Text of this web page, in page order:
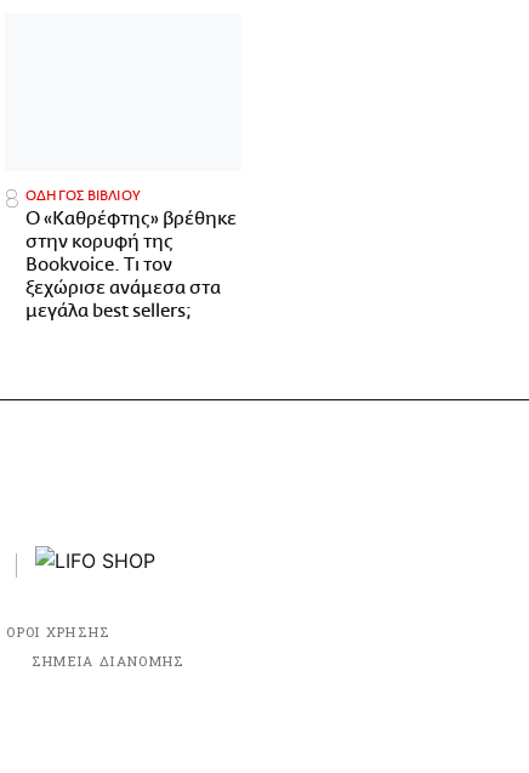
ΟΔΗΓΟΣ ΒΙΒΛΙΟΥ
Ο «Καθρέφτης» βρέθηκε
στην κορυφή της
Bookvoice. Τι τον
ξεχώρισε ανάμεσα στα
μεγάλα best sellers;
ΟΡΟΙ ΧΡΗΣΗΣ
ΣΗΜΕΙΑ ΔΙΑΝΟΜΗΣ